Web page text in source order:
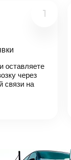
1
оставляете
через
связи на